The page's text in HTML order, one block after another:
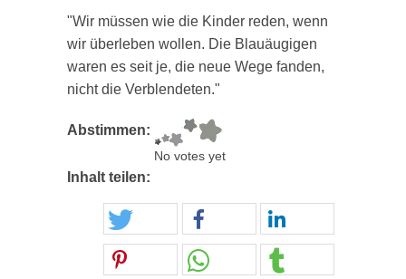
"Wir müssen wie die Kinder reden, wenn
wir überleben wollen. Die Blauäugigen
waren es seit je, die neue Wege fanden,
nicht die Verblendeten."
Abstimmen:
No votes yet
Inhalt teilen: